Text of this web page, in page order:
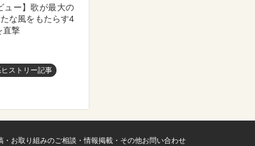
ュー】歌が最大の
な風をもたらす4
直撃
ストリー記事
・お取り組みのご相談・情報掲載・その他お問い合わせ